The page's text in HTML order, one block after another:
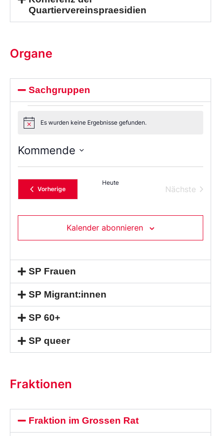
Quartiervereinspraesidien
Organe
Sachgruppen
NoticeEs wurden keine Ergebnisse gefunden.
Kommende
Sie
das
Datum
aus.
VorherigeVeranstaltungen
Heute
Nächste
Kalender abonnieren
SP Frauen
SP Migrant:innen
SP 60+
SP queer
Fraktionen
Fraktion im Grossen Rat